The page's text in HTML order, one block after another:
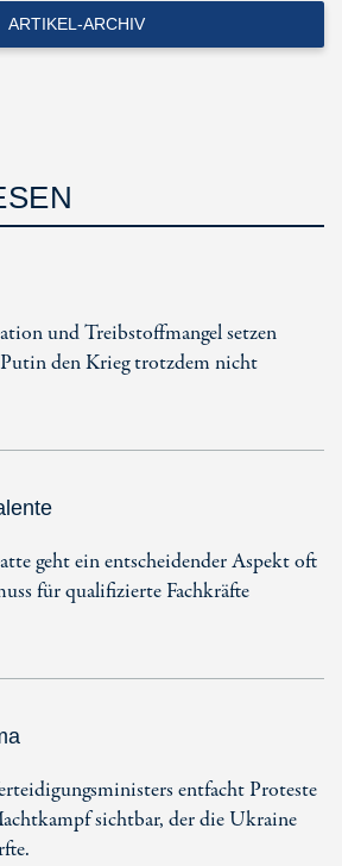
ARTIKEL-ARCHIV
und Treibstoffmangel setzen
den Krieg trotzdem nicht
geht ein entscheidender Aspekt oft
für qualifizierte Fachkräfte
entfacht Proteste
sichtbar, der die Ukraine